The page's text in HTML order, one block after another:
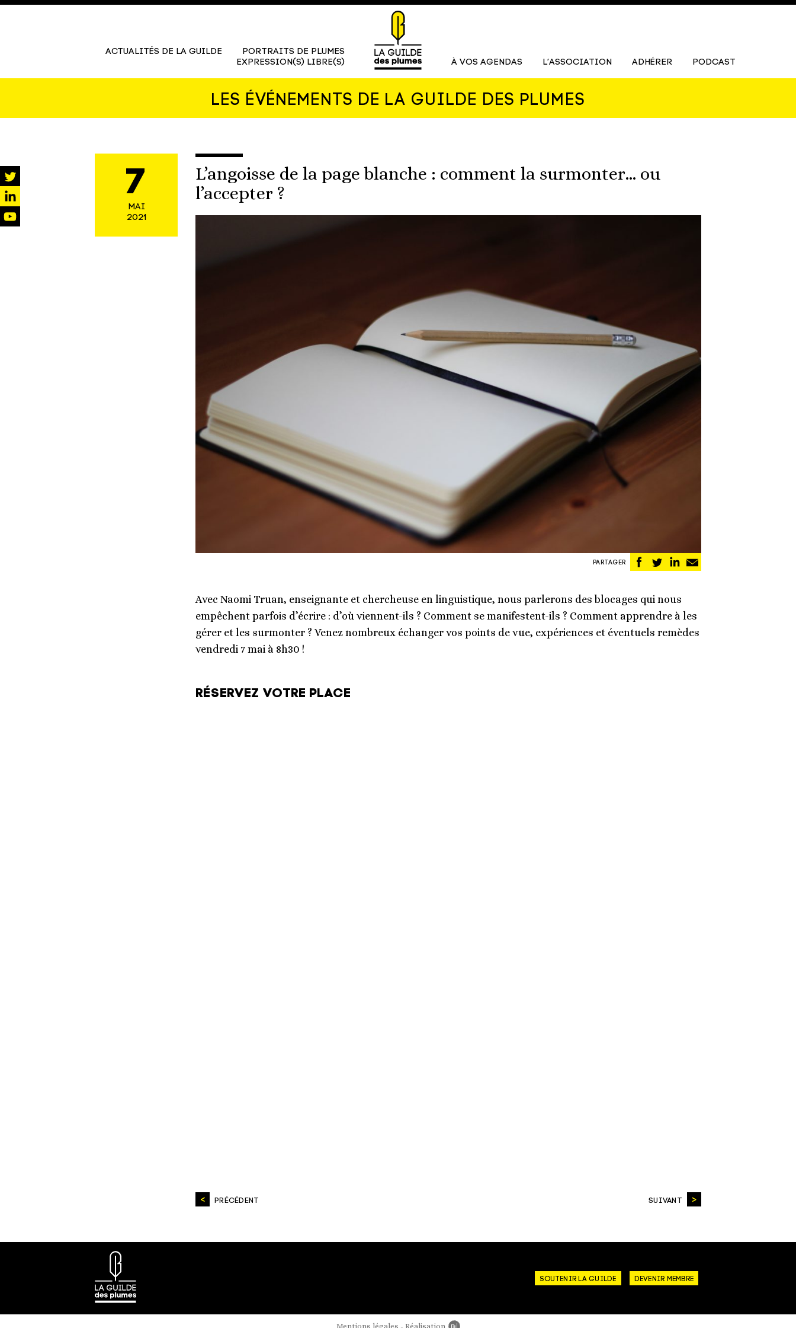
ACTUALITÉS DE LA GUILDE
PORTRAITS DE PLUMES
EXPRESSION(S) LIBRE(S)
À VOS AGENDAS L’ASSOCIATION ADHÉRER PODCAST
LES ÉVÉNEMENTS DE LA GUILDE DES PLUMES
7
MAI
2021
L’angoisse de la page blanche : comment la surmonter… ou
l’accepter ?
PARTAGER
Partager
sur
Partager
sur
Partager
sur par
Avec Naomi Truan, enseignante et chercheuse en linguistique, nous parlerons des blocages qui nous
empêchent parfois d’écrire : d’où viennent-ils ? Comment se manifestent-ils ? Comment apprendre à les
gérer et les surmonter ? Venez nombreux échanger vos points de vue, expériences et éventuels remèdes
vendredi 7 mai à 8h30 !
RÉSERVEZ VOTRE PLACE
PRÉCÉDENT SUIVANT
twitter
linkedin
SOUTENIR LA GUILDE DEVENIR MEMBRE
Mentions légales Réalisation Newords